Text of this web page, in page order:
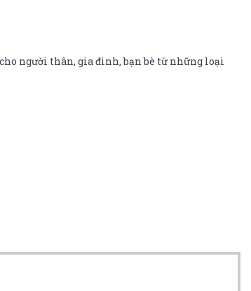
người thân, gia đình, bạn bè từ những loại